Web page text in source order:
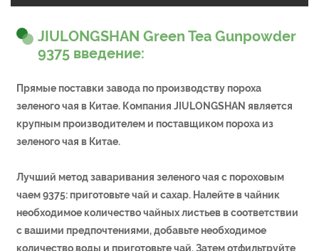
JIULONGSHAN Green Tea Gunpowder
9375 введение:
Прямые поставки завода по производству пороха
зеленого чая в Китае. Компания JIULONGSHAN является
крупным производителем и поставщиком пороха из
зеленого чая в Китае.
Лучший метод заваривания зеленого чая с пороховым
чаем 9375: приготовьте чай и сахар. Налейте в чайник
необходимое количество чайных листьев в соответствии
с вашими предпочтениями, добавьте необходимое
количество воды и приготовьте чай. Затем отфильтруйте